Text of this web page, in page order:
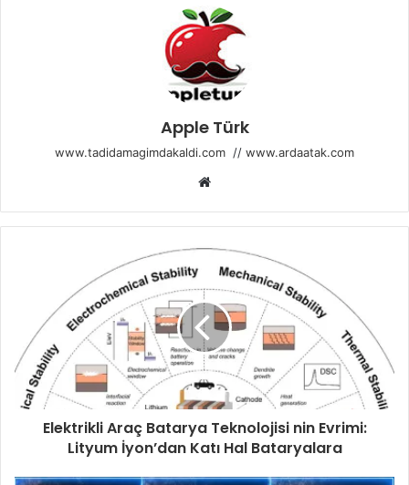
Apple Türk
www.tadidamagimdakaldi.com // www.ardaatak.com
Web
Elektrikli Araç Batarya Teknolojisi nin Evrimi:
Lityum İyon’dan Katı Hal Bataryalara